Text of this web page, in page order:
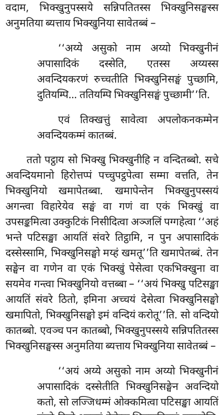
वदाम, भिक्खुनुपस्सये सन्निपतितस्स भिक्खुनिसङ्घस्स
अनुमतिया ब्यत्ताय भिक्खुनिया सावेतब्बं –
‘‘अय्ये असुको नाम अय्यो भिक्खुनीनं
अपासादिकं दस्सेति, एतस्स अय्यस्स
अवन्दियकरणं रुच्चतीति भिक्खुनिसङ्घं पुच्छामि,
दुतियम्पि… ततियम्पि भिक्खुनिसङ्घं पुच्छामी’’ति.
एवं तिक्खत्तुं सावेत्वा अपलोकनकम्मेन
अवन्दियकम्मं कातब्बं.
ततो पट्ठाय सो भिक्खु भिक्खुनीहि न वन्दितब्बो. सचे
अवन्दियमानो हिरोत्तप्पं पच्चुपट्ठपेत्वा सम्मा वत्तति, तेन
भिक्खुनियो खमापेतब्बा. खमापेन्तेन भिक्खुनुपस्सयं
अगन्त्वा विहारेयेव सङ्घं वा गणं वा एकं भिक्खुं वा
उपसङ्कमित्वा उक्कुटिकं निसीदित्वा अञ्जलिं पग्गहेत्वा ‘‘अहं
भन्ते पटिसङ्खा आयतिं संवरे तिट्ठामि, न पुन अपासादिकं
दस्सेस्सामि, भिक्खुनिसङ्घो मय्हं खमतू’’ति खमापेतब्बं. तेन
सङ्घेन वा गणेन वा एकं भिक्खुं पेसेत्वा एकभिक्खुना वा
सयमेव गन्त्वा भिक्खुनियो वत्तब्बा – ‘‘अयं भिक्खु पटिसङ्खा
आयतिं संवरे ठितो, इमिना अच्चयं देसेत्वा भिक्खुनिसङ्घो
खमापितो, भिक्खुनिसङ्घो इमं वन्दियं करोतू’’ति. सो वन्दियो
कातब्बो. एवञ्च पन कातब्बो, भिक्खुनुपस्सये सन्निपतितस्स
भिक्खुनिसङ्घस्स अनुमतिया ब्यत्ताय भिक्खुनिया सावेतब्बं –
‘‘अयं अय्ये असुको नाम अय्यो भिक्खुनीनं
अपासादिकं दस्सेतीति भिक्खुनिसङ्घेन अवन्दियो
कतो, सो लज्जिधम्मं ओक्कमित्वा पटिसङ्खा आयतिं